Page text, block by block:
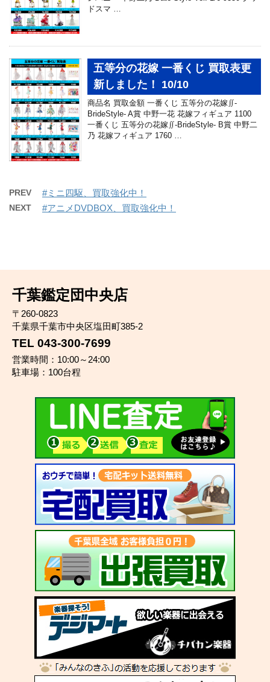
ドスマ …
五等分の花嫁 一番くじ 買取表更
新しました！ 10/10
商品名 買取金額 一番くじ 五等分の花嫁∬-
BrideStyle- A賞 中野一花 花嫁フィギュア 1100
一番くじ 五等分の花嫁∬-BrideStyle- B賞 中野二
乃 花嫁フィギュア 1760 …
PREV #ミニ四駆、買取強化中！
NEXT #アニメDVDBOX、買取強化中！
千葉鑑定団中央店
〒260-0823
千葉県千葉市中央区塩田町385-2
TEL 043-300-7699
営業時間：10:00～24:00
駐車場：100台程